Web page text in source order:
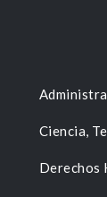
Ciencia,
Derechos